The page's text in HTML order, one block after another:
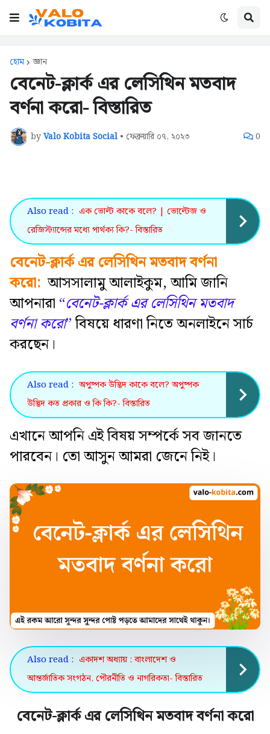
হোম জ্ঞান
বেনেট-ক্লার্ক এর লেসিথিন মতবাদ
বর্ণনা করো- বিস্তারিত
byValo Kobita Social • ফেব্রুয়ারি ০৭, ২০২৩ 0
Also read : এক ভোল্ট কাকে বলে? | ভোল্টেজ ও
রেজিস্ট্যান্সের মধ্যে পার্থক্য কি?- বিস্তারিত
বেনেট-ক্লার্ক এর লেসিথিন মতবাদ বর্ণনা
করো: আসসালামু আলাইকুম,আমি জানি
আপনারা “বেনেট-ক্লার্ক এর লেসিথিন মতবাদ
বর্ণনা করো”বিষয়ে ধারণা নিতে অনলাইনে সার্চ
করছেন।
Also read : অপুষ্পক উদ্ভিদ কাকে বলে? অপুষ্পক
উদ্ভিদ কত প্রকার ও কি কি?- বিস্তারিত
এখানে আপনি এই বিষয় সম্পর্কে সব জানতে
পারবেন। তো আসুন আমরা জেনে নিই।
Also read : একাদশ অধ্যায় : বাংলাদেশ ও
আন্তর্জাতিক সংগঠন, পৌরনীতি ও নাগরিকতা- বিস্তারিত
বেনেট-ক্লার্ক এর লেসিথিন মতবাদ বর্ণনা করো